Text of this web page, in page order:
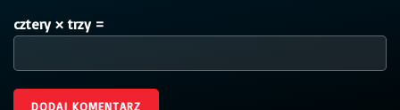
cztery × trzy =